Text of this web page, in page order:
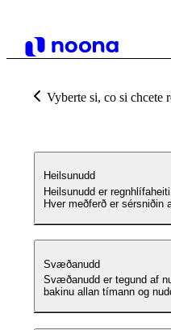
Vyberte si, co si chcete
Heilsunudd
Heilsunudd er
Hver meðferð er sérsniðin
Svæðanudd
Svæðanudd er tegund af
bakinu allan tímann og